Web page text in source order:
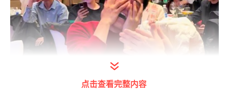
点击查看完整内容